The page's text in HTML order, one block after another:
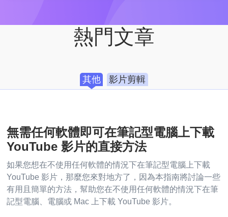
熱門文章
其他 影片剪輯
無需任何軟體即可在筆記型電腦上下載
YouTube 影片的直接方法
如果您想在不使用任何軟體的情況下在筆記型電腦上下載
YouTube 影片，那麼您來對地方了，因為本指南將討論一些
有用且簡單的方法，幫助您在不使用任何軟體的情況下在筆
記型電腦、電腦或 Mac 上下載 YouTube 影片。